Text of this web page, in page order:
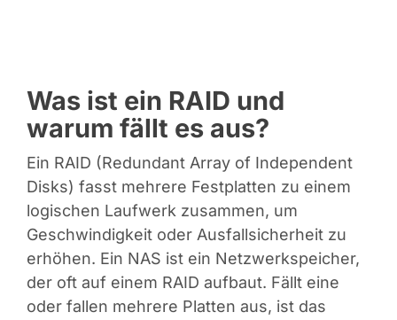
Was ist ein RAID und
warum fällt es aus?
Ein RAID (Redundant Array of Independent
Disks) fasst mehrere Festplatten zu einem
logischen Laufwerk zusammen, um
Geschwindigkeit oder Ausfallsicherheit zu
erhöhen. Ein NAS ist ein Netzwerkspeicher,
der oft auf einem RAID aufbaut. Fällt eine
oder fallen mehrere Platten aus, ist das